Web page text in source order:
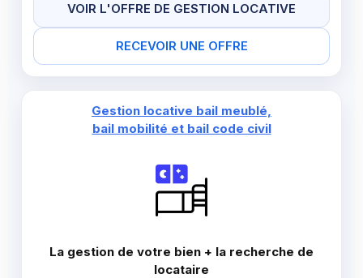
VOIR L'OFFRE DE GESTION LOCATIVE
RECEVOIR UNE OFFRE
Gestion locative bail meublé,
bail mobilité et bail code civil
La gestion de votre bien + la recherche de
locataire